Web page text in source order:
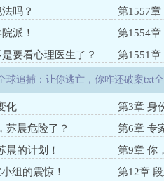
约日报点评“我们的素材基本
这么牛逼！”——着名作家
吗？
第1557章
派！
第1554章
要看心理医生了？ 第1551章
球追捕：让你逃亡，你咋还破案txt
化
第3章 身
苏晨危险了？
第6章 专
晨的计划！
第9章 你
组的震惊！
第12章